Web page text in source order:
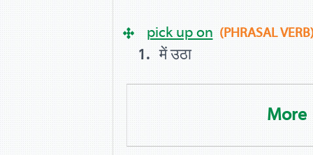
pick up on (PHRASAL
में उठा
More